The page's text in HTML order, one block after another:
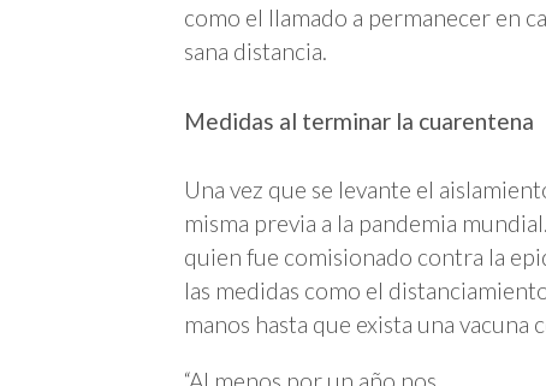
como el llamado a permanecer en
sana distancia.
Medidas al terminar la cuarentena
Una vez que se levante el
misma previa a la pandemia
quien fue comisionado contra la
las medidas como el
manos hasta que exista una vacuna